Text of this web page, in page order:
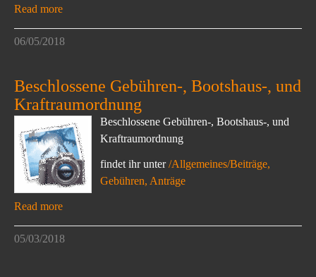
Read more
06/05/2018
Beschlossene Gebühren-, Bootshaus-, und
Kraftraumordnung
Beschlossene Gebühren-, Bootshaus-, und
Kraftraumordnung
findet ihr unter/Allgemeines/Beiträge,
Gebühren, Anträge
Read more
05/03/2018